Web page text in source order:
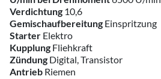
Verdichtung 10,6
Gemischaufbereitung Einspritzung
Starter Elektro
Kupplung Fliehkraft
Zündung Digital, Transistor
Antrieb Riemen